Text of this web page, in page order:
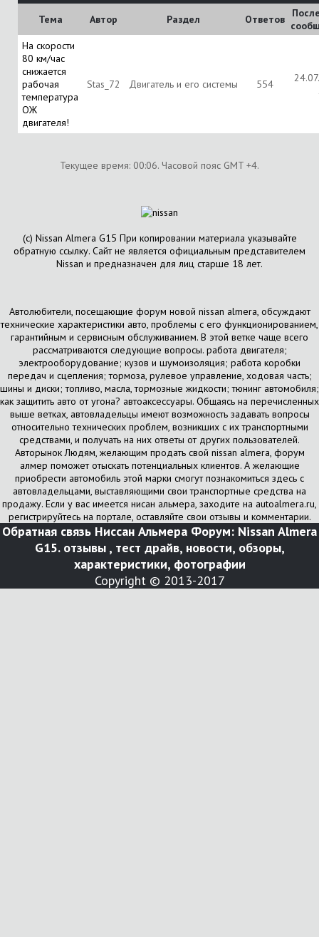
Тема Автор Раздел Ответов
На скорости
80 км/час
снижается
рабочая
температура
ОЖ
двигателя!
Stas_72 Двигатель и его системы 554
Текущее время: 00:06. Часовой пояс GMT +4.
(с) Nissan Almera G15 При копировании материала указывайте
обратную ссылку. Сайт не является официальным представителем
Nissan и предназначен для лиц старше 18 лет.
Автолюбители, посещающие форум новой nissan almera, обсуждают
технические характеристики авто, проблемы с его функционированием,
гарантийным и сервисным обслуживанием. В этой ветке чаще всего
рассматриваются следующие вопросы. работа двигателя;
электрооборудование; кузов и шумоизоляция; работа коробки
передач и сцепления; тормоза, рулевое управление, ходовая часть;
шины и диски; топливо, масла, тормозные жидкости; тюнинг автомобиля;
как защитить авто от угона? автоаксессуары. Общаясь на перечисленных
выше ветках, автовладельцы имеют возможность задавать вопросы
относительно технических проблем, возникших с их транспортными
средствами, и получать на них ответы от других пользователей.
Авторынок Людям, желающим продать свой nissan almera, форум
алмер поможет отыскать потенциальных клиентов. А желающие
приобрести автомобиль этой марки смогут познакомиться здесь с
автовладельцами, выставляющими свои транспортные средства на
продажу. Если у вас имеется нисан альмера, заходите на autoalmera.ru,
регистрируйтесь на портале, оставляйте свои отзывы и комментарии.
Обратная связь Ниссан Альмера Форум: Nissan Almera
G15. отзывы , тест драйв, новости, обзоры,
характеристики, фотографии
Copyright © 2013-2017